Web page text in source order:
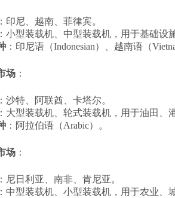
：印尼、越南、菲律宾。
：小型装载机、中型装载机，用于基础设
：印尼语（Indonesian）、越南语（
场 ：
：沙特、阿联酋、卡塔尔。
：大型装载机、轮式装载机，用于油田、
：阿拉伯语（Arabic）。
场 ：
：尼日利亚、南非、肯尼亚。
：中型装载机、小型装载机，用于农业、